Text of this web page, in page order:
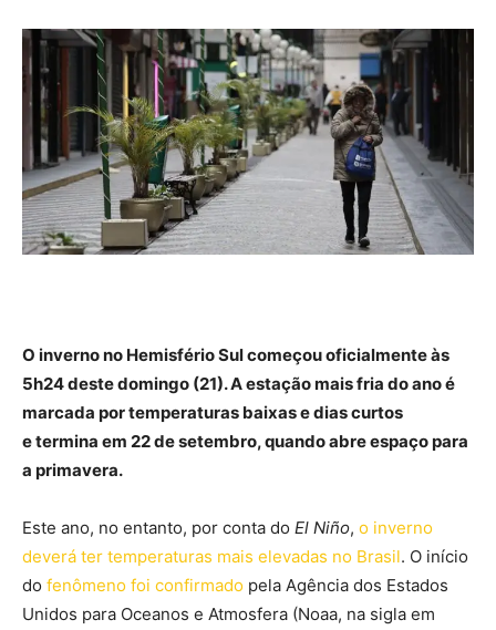
O inverno no Hemisfério Sul começou oficialmente às
5h24 deste domingo (21). A estação mais fria do ano é
marcada por temperaturas baixas e dias curtos
e termina em 22 de setembro, quando abre espaço para
a primavera.
Este ano, no entanto, por conta do El Niño, o inverno
deverá ter temperaturas mais elevadas no Brasil. O início
do fenômeno foi confirmado pela Agência dos Estados
Unidos para Oceanos e Atmosfera (Noaa, na sigla em